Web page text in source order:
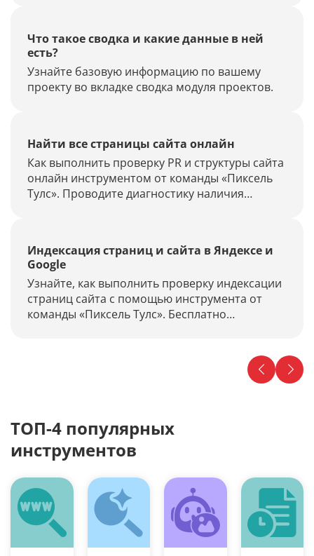
Что такое сводка и какие данные в ней
есть?
Узнайте базовую информацию по вашему
проекту во вкладке сводка модуля проектов.
Найти все страницы сайта онлайн
Как выполнить проверку PR и структуры сайта
онлайн инструментом от команды «Пиксель
Тулс». Проводите диагностику наличия
Индексация страниц и сайта в Яндексе и
Google
Узнайте, как выполнить проверку индексации
страниц сайта с помощью инструмента от
команды «Пиксель Тулс». Бесплатно
ТОП-4 популярных
инструментов